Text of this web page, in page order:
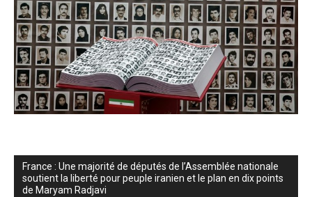
France : Une majorité de députés de l’Assemblée nationale
soutient la liberté pour peuple iranien et le plan en dix points
de Maryam Radjavi